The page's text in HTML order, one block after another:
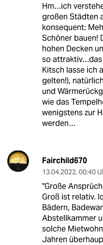
Hm…ich
großen Städten
konsequent:
Schöner bauen!
hohen Decken
so attraktiv…das
Kitsch lasse ich
gelten!),
und
wie das
wenigstens zur
werden…
Fairchild670
13.04.2022, 00:40
"Große
Groß ist relativ.
Bädern,
Abstellkammer
solche
Jahren